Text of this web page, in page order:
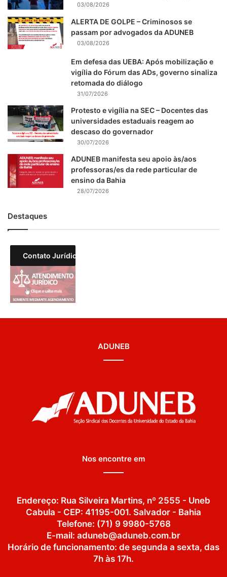
03/08/2026
ALERTA DE GOLPE – Criminosos se
passam por advogados da ADUNEB
03/08/2026
Em defesa das UEBA: Após mobilização e
vigília do Fórum das ADs, governo sinaliza
retomada do diálogo
31/07/2026
Protesto e vigília na SEC – Docentes das
universidades estaduais reagem ao
descaso do governador
30/07/2026
ADUNEB manifesta seu apoio às/aos
professoras/es da rede particular de
ensino da Bahia
28/07/2026
Destaques
Contato Jurídico
ADUNEB
Nos encontre em
Endereço: Rua Silveira Martins, nº 2555 - Uneb
Cabula - CEP: 41195-001. Salvador - Bahia
Telefone: (71) 9 9980-5768
E-mail: aduneb@aduneb.com.br
Horário de funcionamento: de segunda a sexta, das
7h às 17h.